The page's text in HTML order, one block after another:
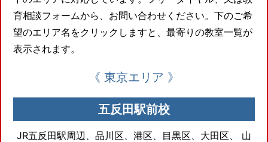
育相談フォームから、お問い合わせください。下のご希
望のエリア名をクリックしますと、最寄りの教室一覧が
表示されます。
《 東京エリア 》
五反田駅前校
JR五反田駅周辺、品川区、港区、目黒区、大田区、
山